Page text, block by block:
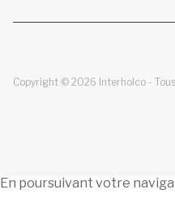
Copyright © 2026 Interholco -
En poursuivant votre